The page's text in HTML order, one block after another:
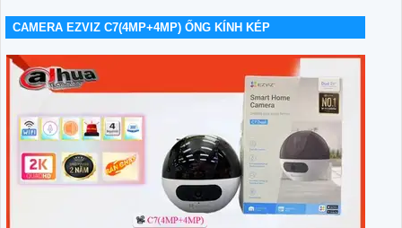
CAMERA EZVIZ C7(4MP+4MP) ỐNG KÍNH KÉP